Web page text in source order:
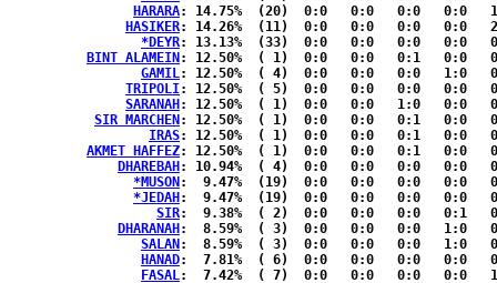
HARARA: 14.75%	(20)  0:0   0:0   0:0   0:0   1:0  { 5:14}
HASIKER: 14.26%	(11)  0:0   0:0   0:0   0:0   2:0  { 1:8 }
*DEYR: 13.13%	(33)  0:0   0:0   0:0   0:0   0:0  { 8:25}
BINT ALAMEIN : 12.50%	( 1)  0:0   0:0   0:1   0:0   0:0  { 0:0 }
GAMIL: 12.50%	( 4)  0:0   0:0   0:0   1:0   0:1  { 0:2 }
TRIPOLI: 12.50%	( 5)  0:0   0:0   0:0   0:0   0:3  { 0:2 }
SARANAH : 12.50%	( 1)  0:0   0:0   1:0   0:0   0:0  { 0:0 }
SIR MARCHEN : 12.50%	( 1)  0:0   0:0   0:1   0:0   0:0  { 0:0 }
IRAS: 12.50%	( 1)  0:0   0:0   0:1   0:0   0:0  { 0:0 }
AKMET HAFFEZ: 12.50%	( 1)  0:0   0:0   0:1   0:0   0:0  { 0:0 }
DHAREBAH : 10.94%	( 4)  0:0   0:0   0:0   0:0   0:3  { 0:1 }
*MUSON :  9.47%	(19)  0:0   0:0   0:0   0:0   0:0  { 5:14}
*JEDAH :  9.47%	(19)  0:0   0:0   0:0   0:0   0:0  { 5:14}
SIR:  9.38%	( 2)  0:0   0:0   0:0   0:1   0:1  { 0:0 }
DHARANAH :  8.59%	( 3)  0:0   0:0   0:0   1:0   0:0  { 0:2 }
SALAN :  8.59%	( 3)  0:0   0:0   0:0   1:0   0:0  { 0:2 }
HANAD:  7.81%	( 6)  0:0   0:0   0:0   0:0   0:0  { 0:6 }
FASAL:  7.42%	( 7)  0:0   0:0   0:0   0:0   1:0  { 1:5 }